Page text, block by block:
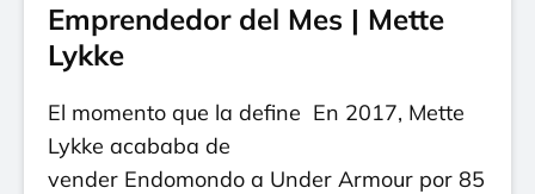
Emprendedor del Mes | Mette
Lykke
El momento que la define En 2017, Mette
Lykke acababa de
vender Endomondo a Under Armour por 85